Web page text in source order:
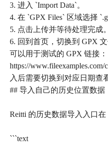
3. 进入 `Import Data`。
4. 在 `GPX Files` 区域选择
5. 点击上传并等待处理完成。
6. 回到首页，切换到 GPX
可以用于测试的 GPX 链接：
https://
入后需要切换到对应日期查
## 导入自己的历史位置数据
Reitti 的历史数据导入入口在
```text